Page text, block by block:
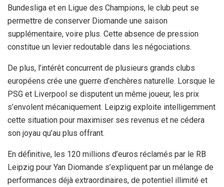
Bundesliga et en Ligue des Champions, le club peut se
permettre de conserver Diomande une saison
supplémentaire, voire plus. Cette absence de pression
constitue un levier redoutable dans les négociations.
De plus, l’intérêt concurrent de plusieurs grands clubs
européens crée une guerre d’enchères naturelle. Lorsque le
PSG et Liverpool se disputent un même joueur, les prix
s’envolent mécaniquement. Leipzig exploite intelligemment
cette situation pour maximiser ses revenus et ne cédera
son joyau qu’au plus offrant.
En définitive, les 120 millions d’euros réclamés par le RB
Leipzig pour Yan Diomande s’expliquent par un mélange de
performances déjà extraordinaires, de potentiel illimité et